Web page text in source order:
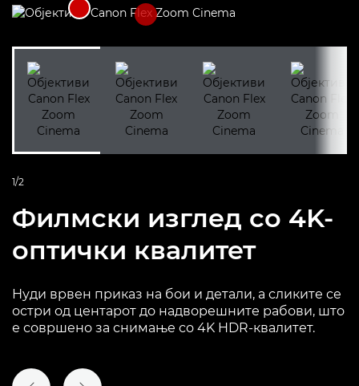
1/2
Филмски изглед со 4K-
оптички квалитет
Нуди врвен приказ на бои и детали, а сликите се
остри од центарот до надворешните рабови, што
е совршено за снимање со 4K HDR-квалитет.